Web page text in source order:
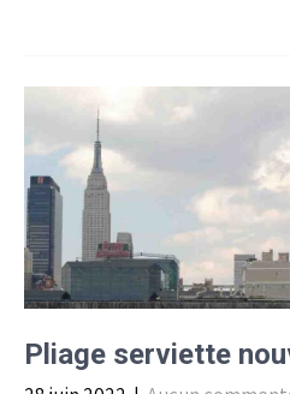
Pliage serviette